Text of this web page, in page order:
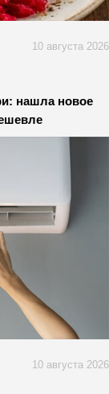
10 августа 2026
нашла новое
10 августа 2026